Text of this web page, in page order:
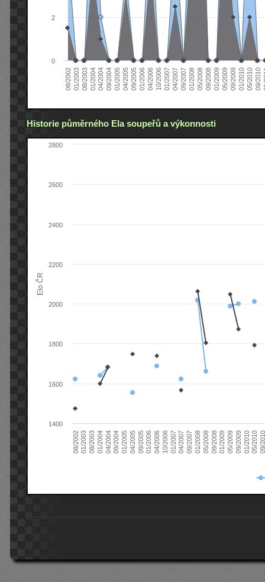
08/200201/200308/200301/200404/200409/200401/200504/200509/200501/200604/200610/200601/200704/200709/200701/200805/200809/200801/200905/200909/200901/201005/201009/2010
0
2
Historie půměrného Ela soupeřů a výkonnosti
Elo ČR
08/200201/200308/200301/200404/200409/200401/200504/200509/200501/200604/200610/200601/200704/200709/200701/200805/200809/200801/200905/200909/200901/201005/201009/
1400
1600
1800
2000
2200
2400
2600
2800